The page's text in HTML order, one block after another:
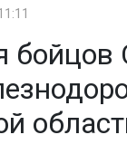
бойцов